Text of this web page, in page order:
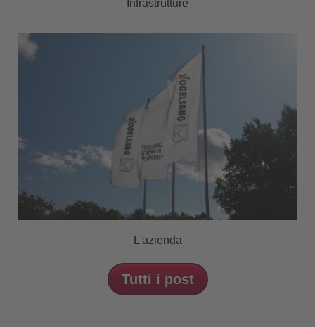
Infrastrutture
L'azienda
Tutti i post